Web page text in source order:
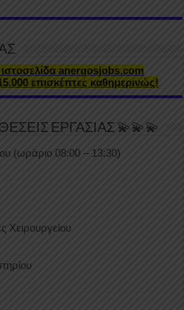
anergosjobs.com
επισκέπτες καθημερινώς!
ΕΡΓΑΣΙΑΣ 💫💫💫
(ωράριο 08:00 – 13:30)
Χειρουργείου